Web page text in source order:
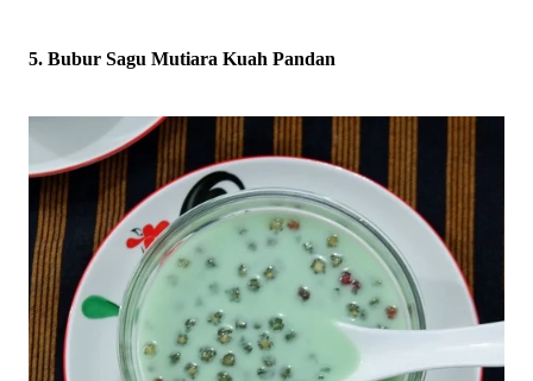
5. Bubur Sagu Mutiara Kuah Pandan